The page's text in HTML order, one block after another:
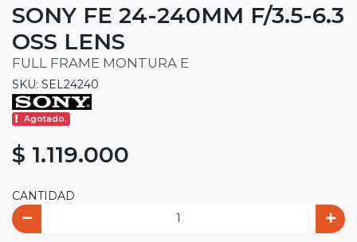
SONY FE 24-240MM F/3.5-6.3
OSS LENS
FULL FRAME MONTURA E
SKU: SEL24240
Agotado.
$ 1.119.000
CANTIDAD